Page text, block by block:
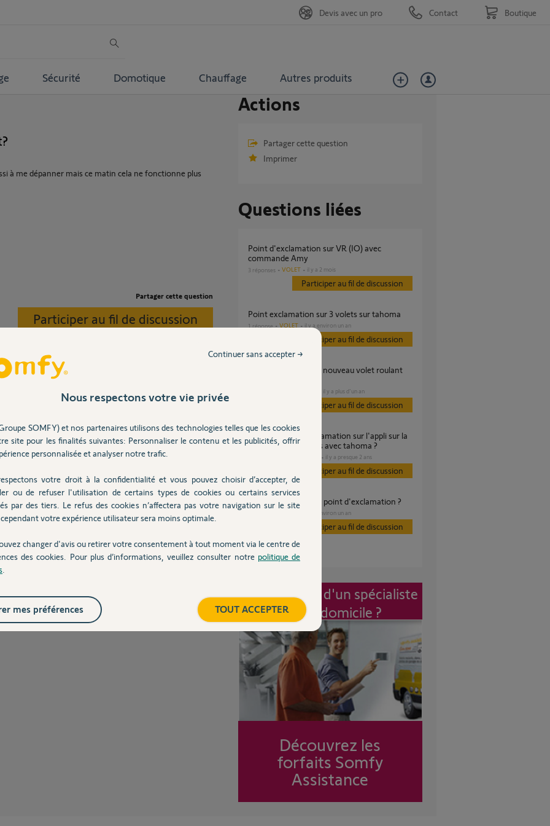
Sécurité Domotique Chauffage Autres produits
Devis avec un pro Contact Boutique
à me dépanner mais ce matin cela ne fonctionne plus
Partager cette question
Participer au fil de discussion
Tahoma . Pour moi tout est
5 ans
Actions
Partager cette question
Imprimer
Questions liées
Point d'exclamation sur VR (IO) avec
commande Amy
3 réponses VOLET il y a 2 mois
Participer au fil de discussion
Point exclamation sur 3 volets sur tahoma
1 réponse VOLET il y a environ un an
Participer au fil de discussion
il y a plus d'un an
Participer au fil de discussion
bonjour point d'exclamation sur l'appli sur la
fermeture des volets avec tahoma ?
il y a presque 2 ans
Participer au fil de discussion
Comment enlever le point d'exclamation ?
il y a environ un an
Participer au fil de discussion
Intervention d'un spécialiste
à mon domicile ?
Découvrez les
forfaits Somfy
Assistance
Nous respectons votre vie privée
SOMFY) et nos partenaires utilisons des technologies telles que les cookies
site pour les finalités suivantes: Personnaliser le contenu et les publicités, offrir
personnalisée et analyser notre trafic.
votre droit à la confidentialité et vous pouvez choisir d’accepter, de
ou de refuser l'utilisation de certains types de cookies ou certains services
par des tiers. Le refus des cookies n’affectera pas votre navigation sur le site
votre expérience utilisateur sera moins optimale.
changer d'avis ou retirer votre consentement à tout moment via le centre de
des cookies. Pour plus d’informations, veuillez consulter notre politique de
Continuer sans accepter →
TOUT ACCEPTER
mes préférences